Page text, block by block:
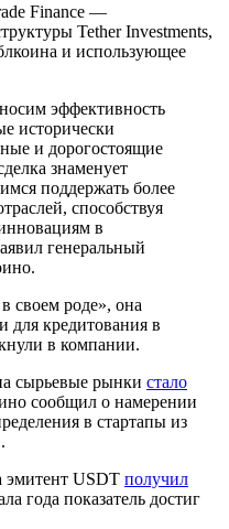
Finance —
Tether Investments,
и использующее
эффективность
исторически
и дорогостоящие
знаменует
поддержать более
способствуя
в
генеральный
своем роде», она
для кредитования в
в компании.
сырьевые рынки стало
сообщил о намерении
в стартапы из
эмитент USDT получил
года показатель достиг